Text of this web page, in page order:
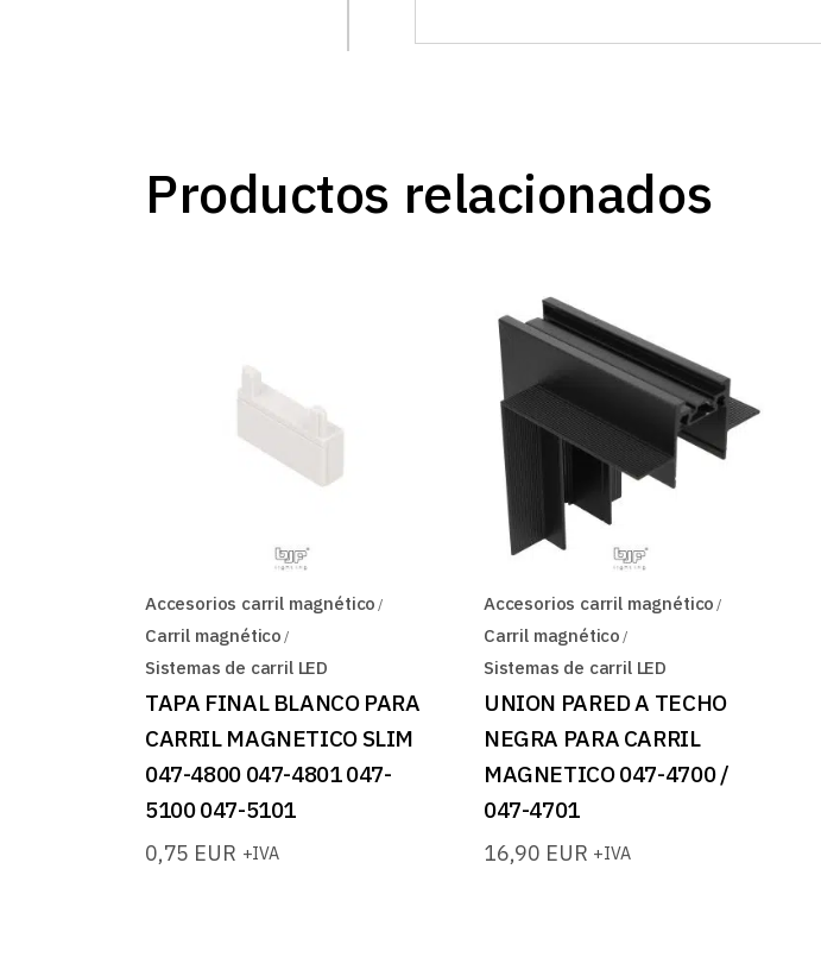
Productos relacionados
Accesorios carril magnético
Carril magnético
Sistemas de carril LED
TAPA FINAL BLANCO PARA
CARRIL MAGNETICO SLIM
047-4800 047-4801 047-
5100 047-5101
0,75 EUR +IVA
Accesorios carril magnético
Carril magnético
Sistemas de carril LED
UNION PARED A TECHO
NEGRA PARA CARRIL
MAGNETICO 047-4700 /
047-4701
16,90 EUR +IVA